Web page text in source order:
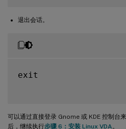
退出会话。
exit
可以通过直接登录 Gnome 或 KDE 控制台
后，继续执行步骤 6：安装 Linux VDA 。